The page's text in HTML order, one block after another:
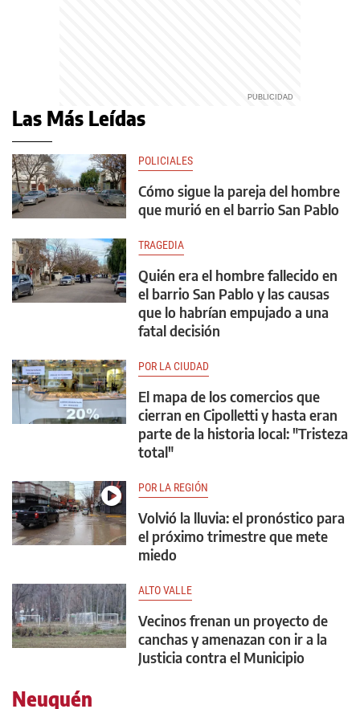
Las Más Leídas
POLICIALES
Cómo sigue la pareja del hombre
que murió en el barrio San Pablo
TRAGEDIA
Quién era el hombre fallecido en
el barrio San Pablo y las causas
que lo habrían empujado a una
fatal decisión
POR LA CIUDAD
El mapa de los comercios que
cierran en Cipolletti y hasta eran
parte de la historia local: "Tristeza
total"
POR LA REGIÓN
Volvió la lluvia: el pronóstico para
el próximo trimestre que mete
miedo
ALTO VALLE
Vecinos frenan un proyecto de
canchas y amenazan con ir a la
Justicia contra el Municipio
Neuquén